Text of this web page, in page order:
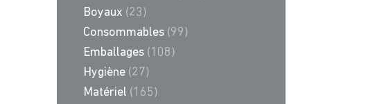
Boyaux (23)
Consommables (99)
Emballages (108)
Hygiène (27)
Matériel (165)